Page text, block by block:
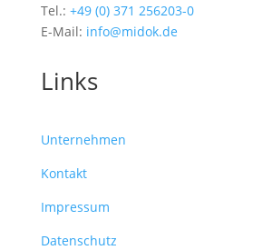
Tel.: +49 (0) 371 256203-0
E-Mail: info@midok.de
Links
Unternehmen
Kontakt
Impressum
Datenschutz